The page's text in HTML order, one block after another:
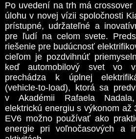
Po uvedení na trh má
úlohu v novej vízii spoločnosti
prístupné, udržateľné a
pre ľudí na celom svete.
riešenie pre budúcnosť
cieľom je pozdvihnúť
keď automobilový svet vo
prechádza k úplnej
(vehicle-to-load), ktorá sa
v Akadémii Rafaela
elektrickú energiu s výkonom až
EV6 možno používať ako
energie pri voľnočasových a